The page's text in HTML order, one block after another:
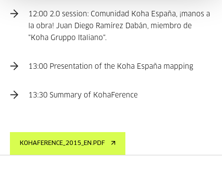
12:00 2.0 session: Comunidad Koha España, ¡manos a
la obra! Juan Diego Ramírez Dabán, miembro de
"Koha Gruppo Italiano".
13:00 Presentation of the Koha España mapping
13:30 Summary of KohaFerence
KOHAFERENCE_2015_EN.PDF